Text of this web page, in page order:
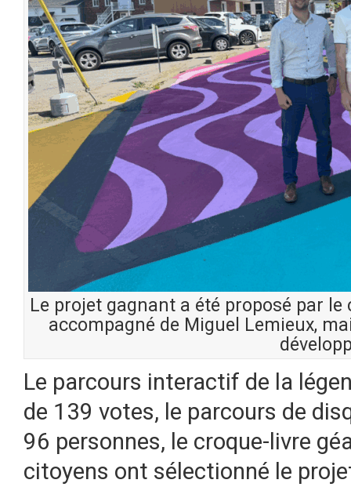
Le projet gagnant a été proposé par
accompagné de Miguel Lemieux,
Le parcours interactif de la
de 139 votes, le parcours de
96 personnes, le croque-livre
citoyens ont sélectionné le